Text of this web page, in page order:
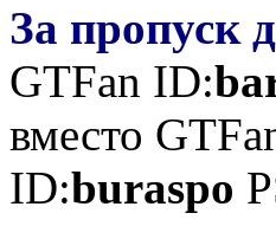
За пропуск
GTFan ID:
вместо
ID:buraspo